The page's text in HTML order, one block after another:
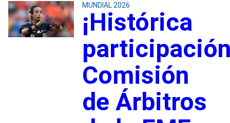
MUNDIAL 2026
¡Histórica
Comisión
de Árbitros